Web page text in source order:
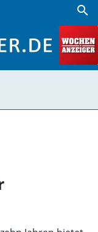
search